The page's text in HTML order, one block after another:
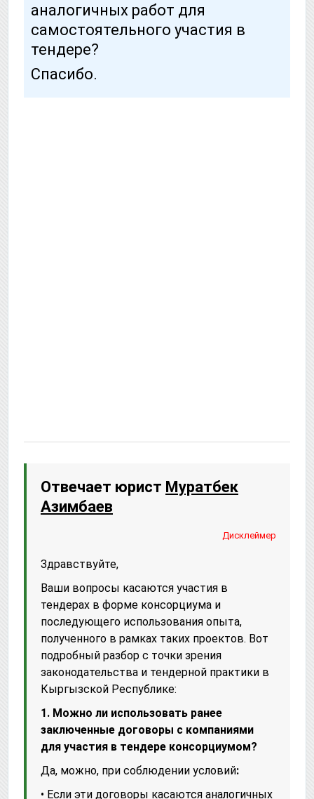
аналогичных работ для
самостоятельного участия в
тендере?
Спасибо.
Отвечает юрист Муратбек
Азимбаев
Дисклеймер
Здравствуйте,
Ваши вопросы касаются участия в
тендерах в форме консорциума и
последующего использования опыта,
полученного в рамках таких проектов. Вот
подробный разбор с точки зрения
законодательства и тендерной практики в
Кыргызской Республике:
1. Можно ли использовать ранее
заключенные договоры с компаниями
для участия в тендере консорциумом?
Да, можно, при соблюдении условий:
• Если эти договоры касаются аналогичных